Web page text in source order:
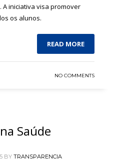
iniciativa visa promover
os alunos.
READ MORE
NO COMMENTS
Saúde
BY TRANSPARENCIA